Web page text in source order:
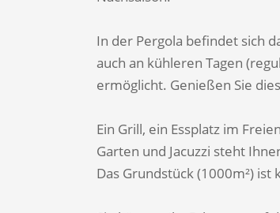
In der Pergola befindet sich
auch an kühleren Tagen
ermöglicht. Genießen Sie
Ein Grill, ein Essplatz im
Garten und Jacuzzi steht
Das Grundstück (1000m²)